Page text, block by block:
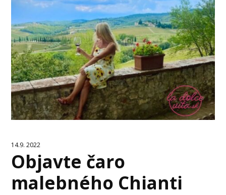
14.9. 2022
Objavte čaro
malebného Chianti